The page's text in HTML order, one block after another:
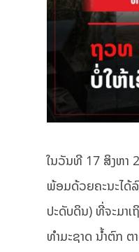
ໃນວັນທີ 17 ສິງຫາ
ພ້ອມດ້ວຍຄະນະໄດ້
ປະດັບດິນ) ທີ່ຈະມາ
ທໍາມະຊາດ ນໍ້າຕົກ